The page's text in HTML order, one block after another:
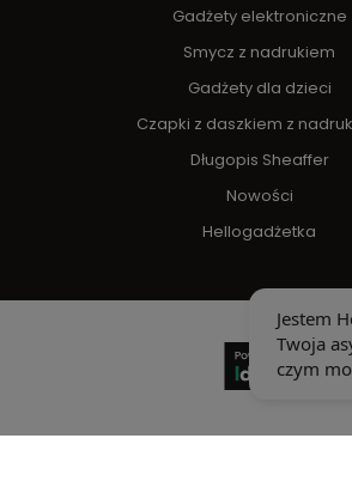
Gadżety elektroniczne
Smycz z nadrukiem
Gadżety dla dzieci
Czapki z daszkiem z
Długopis Sheaffer
Nowości
Hellogadżetka